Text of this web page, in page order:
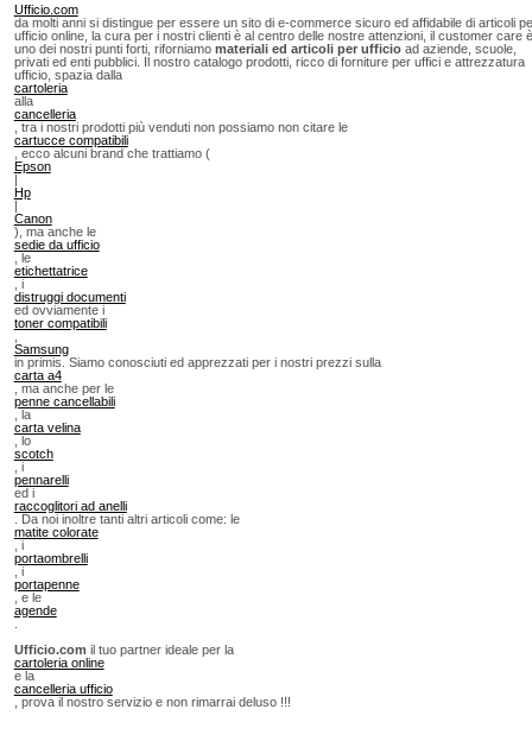
Ufficio.com
da molti anni si distingue per essere un sito di e-commerce sicuro ed affidabile di articoli
ufficio online, la cura per i nostri clienti è al centro delle nostre attenzioni, il customer care è
uno dei nostri punti forti, riforniamo materiali ed articoli per ufficioad aziende, scuole,
privati ed enti pubblici. Il nostro catalogo prodotti, ricco di forniture per uffici e attrezzatura
ufficio, spazia dalla
cartoleria
alla
cancelleria
, tra i nostri prodotti più venduti non possiamo non citare le
cartucce compatibili
, ecco alcuni brand che trattiamo (
Epson
|
Hp
|
Canon
), ma anche le
sedie da ufficio
, le
etichettatrice
, i
distruggi documenti
ed ovviamente i
toner compatibili
Samsung
in primis. Siamo conosciuti ed apprezzati per i nostri prezzi sulla
carta a4
, ma anche per le
penne cancellabili
, la
carta velina
, lo
scotch
, i
pennarelli
ed i
raccoglitori ad anelli
. Da noi inoltre tanti altri articoli come: le
matite colorate
, i
portaombrelli
, i
portapenne
, e le
agende
Ufficio.com il tuo partner ideale per la
cartoleria online
e la
cancelleria ufficio
, prova il nostro servizio e non rimarrai deluso !!!